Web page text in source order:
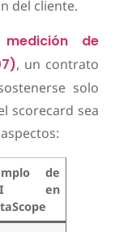
del cliente.
de
, un contrato
solo
scorecard sea
de
en